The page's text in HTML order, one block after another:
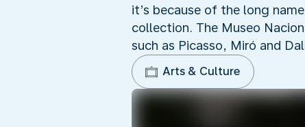
it’s because of the long
collection. The Museo
such as Picasso, Miró and
Arts & Culture